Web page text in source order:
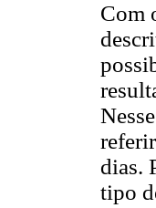
Com
dias.
tipo